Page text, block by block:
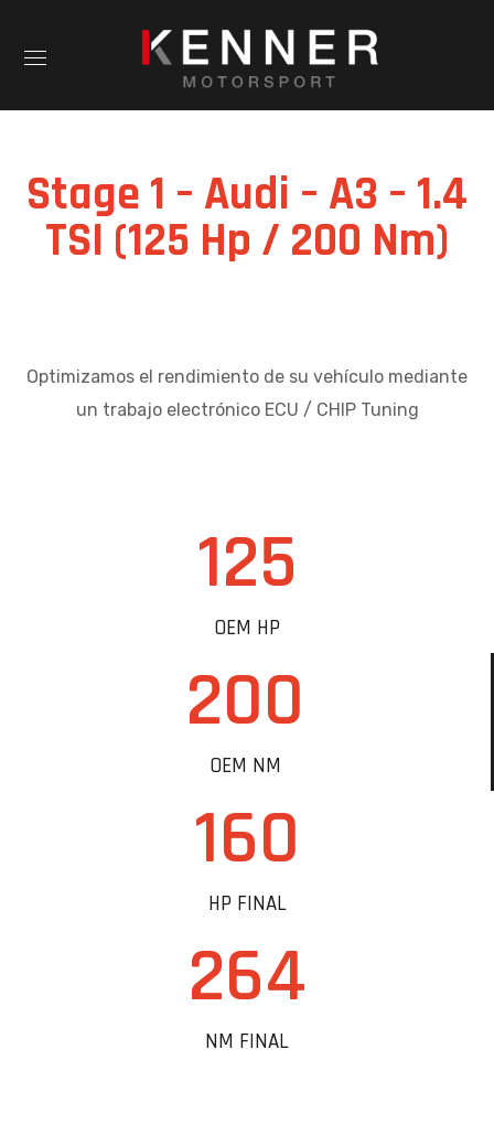
Stage 1 – Audi – A3 – 1.4
TSI (125 Hp / 200 Nm)
Optimizamos el rendimiento de su vehículo mediante
un trabajo electrónico ECU / CHIP Tuning
125
OEM HP
200
OEM NM
160
HP FINAL
264
NM FINAL